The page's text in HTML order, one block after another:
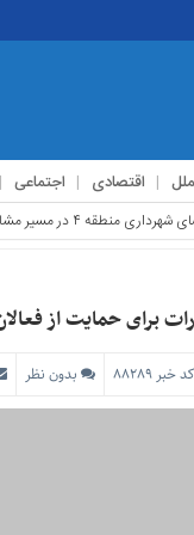
اقتصادی اجتماعی
برای حمایت از
کد خبر 88289 بدون نظر